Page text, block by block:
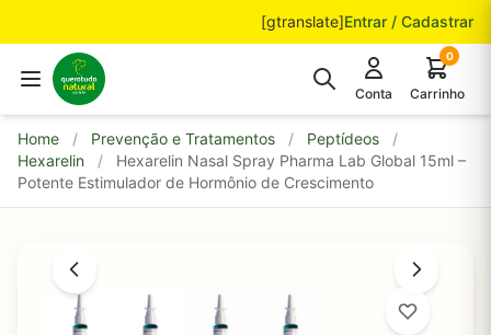
[gtranslate]Entrar / Cadastrar
Conta
0
Carrinho
Home / Prevenção e Tratamentos / Peptídeos
/
Hexarelin
/
Hexarelin Nasal Spray Pharma Lab Global 15ml –
Potente Estimulador de Hormônio de Crescimento